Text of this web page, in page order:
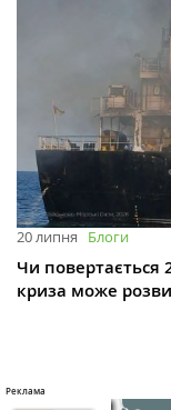
20 липня Блоги
Чи повертається
криза може